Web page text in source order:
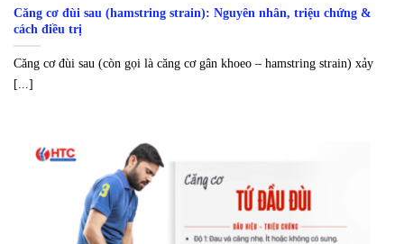
Căng cơ đùi sau (hamstring strain): Nguyên nhân, triệu chứng &
cách điều trị
Căng cơ đùi sau (còn gọi là căng cơ gân khoeo – hamstring strain) xảy
[...]